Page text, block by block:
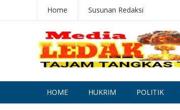
Home Susunan Redaksi
HOME HUKRIM POLITIK